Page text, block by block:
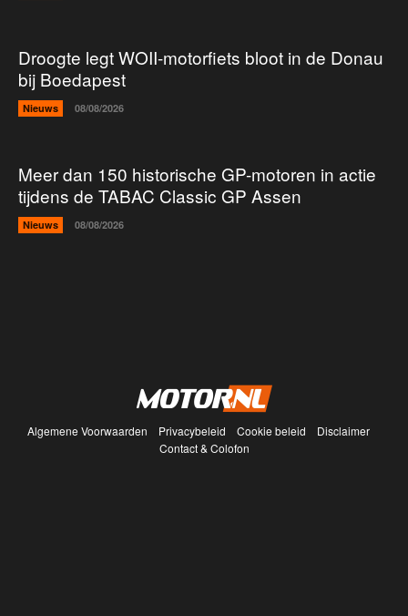
Droogte legt WOII-motorfiets bloot in de Donau
bij Boedapest
Nieuws 08/08/2026
Meer dan 150 historische GP-motoren in actie
tijdens de TABAC Classic GP Assen
Nieuws 08/08/2026
Algemene Voorwaarden Privacybeleid Cookie beleid
Disclaimer
Contact & Colofon